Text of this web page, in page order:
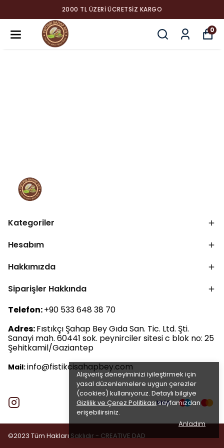
2000 TL ÜZERI ÜCRETSIZ KARGO
0
Alışveriş deneyiminizi iyileştirmek için
yasal düzenlemelere uygun çerezler
(cookies) kullanıyoruz. Detaylı bilgiye
Gizlilik ve Çerez Politikasısayfamızdan
erişebilirsiniz.
Anladım
Kategoriler
Hesabım
Hakkımızda
Siparişler Hakkında
Telefon:+90 533 648 38 70
Adres:Fıstıkçı Şahap Bey Gıda San. Tic. Ltd. Şti.
Sanayi mah. 60441 sok. peynirciler sitesi c blok no: 25
Şehitkamil/Gaziantep
Mail:info@fistikcisahapbey.com
©2023 Tüm Hakları Saklıdır -CREATIVE DAD